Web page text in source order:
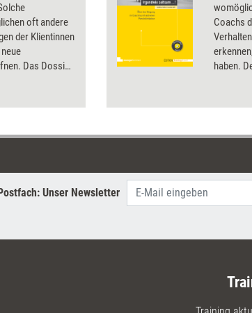
oft andere
der Klientinnen
Das Dossier
Coachs
haben.
oder
diesem
Sie
sie
erreicht
Unser Newsletter